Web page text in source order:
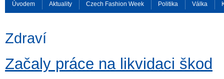
Úvodem Aktuality Czech Fashion Week Politika Válka
Zdraví
Začaly práce na likvidaci škod